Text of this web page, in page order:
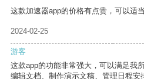
这款加速器app的价格有点贵，可以适
2024-02-25
游客
这款app的功能非常强大，可以满足我
编辑文档、制作演示文稿、管理日程安